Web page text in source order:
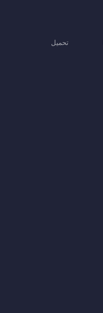
تحميل